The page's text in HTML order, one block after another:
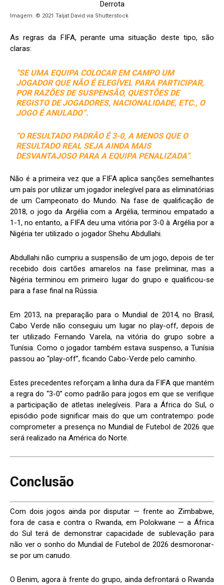
Imagem: © 2021 Taljat David via Shutterstock
As regras da FIFA, perante uma situação deste tipo, são
claras:
“SE UMA EQUIPA COLOCAR EM CAMPO UM
JOGADOR QUE NÃO É ELEGÍVEL PARA PARTICIPAR,
POR RAZÕES DE SUSPENSÃO, QUESTÕES DE
REGISTO DE JOGADORES, NACIONALIDADE, ETC., O
JOGO É ANULADO”.
“O RESULTADO PADRÃO É 3-0, A MENOS QUE O
RESULTADO REAL SEJA AINDA MAIS
DESVANTAJOSO PARA A EQUIPA PENALIZADA”.
Não é a primeira vez que a FIFA aplica sanções semelhantes
um país por utilizar um jogador inelegível para as eliminatórias
de um Campeonato do Mundo. Na fase de qualificação de
2018, o jogo da Argélia com a Argélia, terminou empatado a
1-1, no entanto, a FIFA deu uma vitória por 3-0 à Argélia por a
Nigéria ter utilizado o jogador Shehu Abdullahi.
Abdullahi não cumpriu a suspensão de um jogo, depois de ter
recebido dois cartões amarelos na fase preliminar, mas a
Nigéria terminou em primeiro lugar do grupo e qualificou-se
para a fase final na Rússia.
Em 2013, na preparação para o Mundial de 2014, no Brasil,
Cabo Verde não conseguiu um lugar no play-off, depois de
ter utilizado Fernando Varela, na vitória do grupo sobre a
Tunísia. Como o jogador também estava suspenso, a Tunísia
passou ao “play-off”, ficando Cabo-Verde pelo caminho.
Estes precedentes reforçam a linha dura da FIFA que mantém
a regra do “3-0” como padrão para jogos em que se verifique
a participação de atletas inelegíveis. Para a África do Sul, o
episódio pode significar mais do que um contratempo: pode
comprometer a presença no Mundial de Futebol de 2026 que
será realizado na América do Norte.
Conclusão
Com dois jogos ainda por disputar — frente ao Zimbabwe,
fora de casa e contra o Rwanda, em Polokwane — a África
do Sul terá de demonstrar capacidade de sublevação para
não ver o sonho do Mundial de Futebol de 2026 desmoronar-
se por um canudo.
O Benim, agora à frente do grupo, ainda defrontará o Rwanda